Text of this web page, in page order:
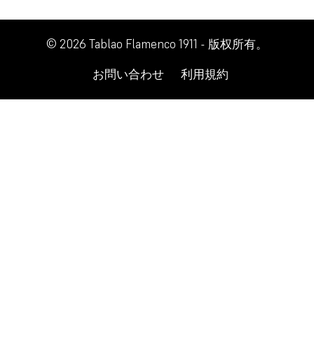
© 2026 Tablao Flamenco 1911 - 版权所有。
お問い合わせ
利用規約